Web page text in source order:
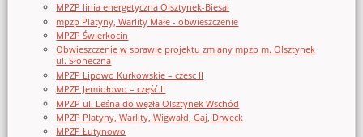
MPZP linia energetyczna Olsztynek-Biesal
mpzp Platyny, Warlity Małe - obwieszczenie
MPZP Świerkocin
Obwieszczenie w sprawie projektu zmiany mpzp m. Olsztynek
ul. Słoneczna
MPZP Lipowo Kurkowskie – czesc II
MPZP Jemiołowo – część II
MPZP ul. Leśna do węzła Olsztynek Wschód
MPZP Platyny, Warlity, Wigwałd, Gaj, Drwęck
MPZP Łutynowo